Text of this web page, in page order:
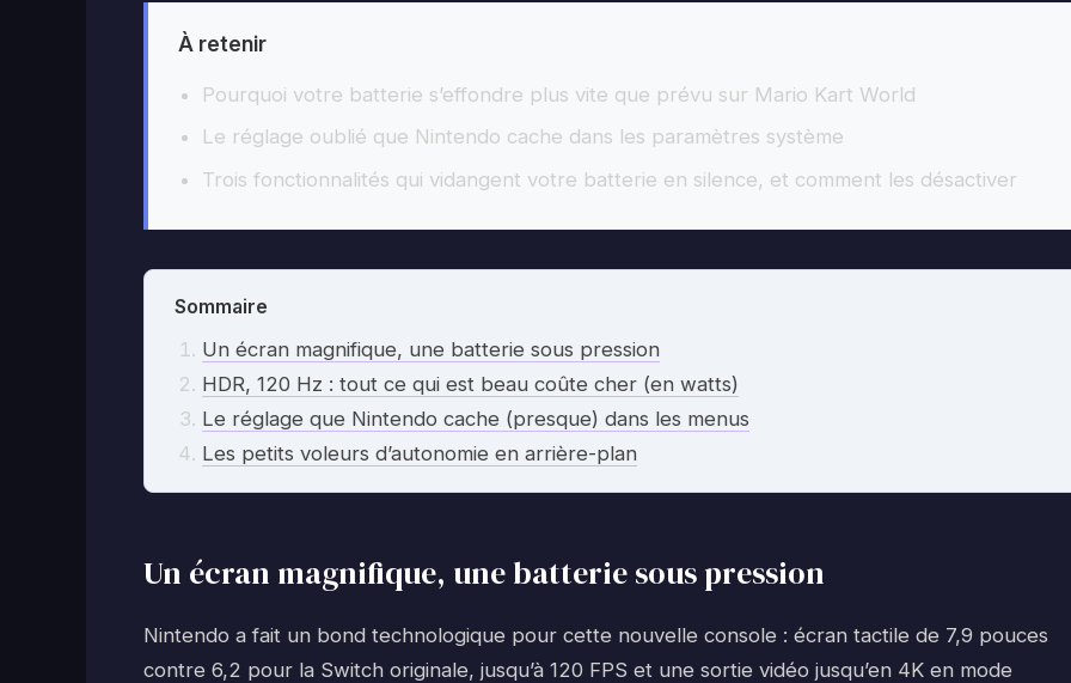
À retenir
Pourquoi votre batterie s’effondre plus vite que prévu sur Mario Kart World
Le réglage oublié que Nintendo cache dans les paramètres système
Trois fonctionnalités qui vidangent votre batterie en silence, et comment les désactiver
Sommaire
Un écran magnifique, une batterie sous pression
HDR, 120 Hz : tout ce qui est beau coûte cher (en watts)
Le réglage que Nintendo cache (presque) dans les menus
Les petits voleurs d’autonomie en arrière-plan
Un écran magnifique, une batterie sous pression
Nintendo a fait un bond technologique pour cette nouvelle console : écran tactile de 7,9 pouces
contre 6,2 pour la Switch originale, jusqu’à 120 FPS et une sortie vidéo jusqu’en 4K en mode